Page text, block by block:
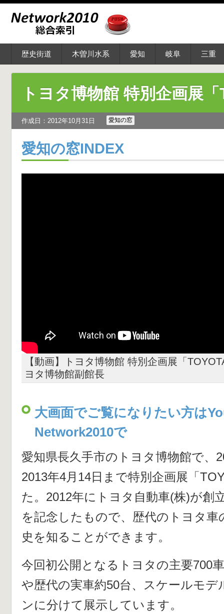
歴史街道 木曽川水系 愛知 岐阜 三重
トヨタ博物館 特別企画展
作成日：2012年10月31日 愛知の窓
愛知の窓INDEX
【動画】トヨタ博物館 特別企画展「
ヨタ博物館副館長
大画面でご覧になりたい方は
Network2010で
愛知県長久手市のトヨタ博物館で、
2013年4月14日まで特別企画展「
た。 2012年に トヨタ自動車(株)が創
を記念したもので、歴代のトヨタ車
史を知ることができます。
今回初公開となるトヨタの主要700
や歴代の実車約50台、スケールモデ
ンに分けて展示しています。